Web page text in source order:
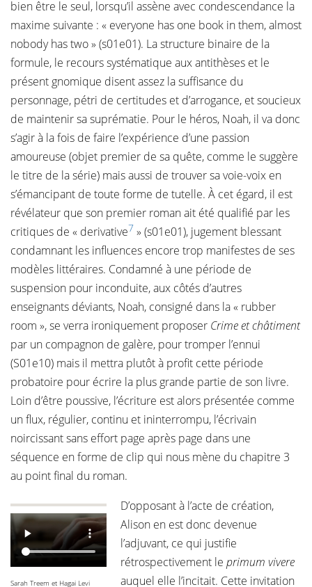
bien être le seul, lorsqu’il assène avec condescendance la
maxime suivante : « everyone has one book in them, almost
nobody has two » (s01e01). La structure binaire de la
formule, le recours systématique aux antithèses et le
présent gnomique disent assez la suffisance du
personnage, pétri de certitudes et d’arrogance, et soucieux
de maintenir sa suprématie. Pour le héros, Noah, il va donc
s’agir à la fois de faire l’expérience d’une passion
amoureuse (objet premier de sa quête, comme le suggère
le titre de la série) mais aussi de trouver sa voie-voix en
s’émancipant de toute forme de tutelle. À cet égard, il est
révélateur que son premier roman ait été qualifié par les
critiques de « derivative7 » (s01e01), jugement blessant
condamnant les influences encore trop manifestes de ses
modèles littéraires. Condamné à une période de
suspension pour inconduite, aux côtés d’autres
enseignants déviants, Noah, consigné dans la « rubber
room », se verra ironiquement proposer Crime et châtiment
par un compagnon de galère, pour tromper l’ennui
(S01e10) mais il mettra plutôt à profit cette période
probatoire pour écrire la plus grande partie de son livre.
Loin d’être poussive, l’écriture est alors présentée comme
un flux, régulier, continu et ininterrompu, l’écrivain
noircissant sans effort page après page dans une
séquence en forme de clip qui nous mène du chapitre 3
au point final du roman.
Sarah Treem et Hagai Levi
D’opposant à l’acte de création,
Alison en est donc devenue
l’adjuvant, ce qui justifie
rétrospectivement le primum vivere
auquel elle l’incitait. Cette invitation